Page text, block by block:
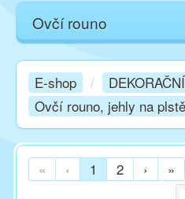
Domů
E-shop
Kurzy
Techniky
Ovčí rouno
E-shop /
Ovčí rouno, jehly na
« ‹ 1 2 › »